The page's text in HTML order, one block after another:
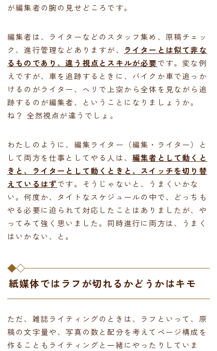
が編集者の腕の見せどころです。
編集者は、ライターなどのスタッフ集め、原稿チェッ
ク、進行管理などありますが、 ライターとは似て非な
るものであり、違う視点とスキルが必要です。変な例
えですが、車を追跡するときに、バイクか車で追っか
けるのがライター、ヘリで上空から全体を見ながら追
跡するのが編集者、ということになりましょうか。
ね？ 全然視点が違うでしょ。
わたしのように、編集ライター（編集・ライター）と
して両方を仕事としてやる人は、 編集者として動くと
きと、ライターとして動くときと、スイッチを切り替
えているはずです。そうじゃないと、うまくいかな
い。何度か、タイトなスケジュールの中で、どっちも
やる必要に迫られて対応したことはありましたが、や
ってみて強く思いました。同時進行に両方は、うまく
はいかない、と。
紙媒体ではラフが切れるかどうかはキモ
ただ、雑誌ライティングのときは、ラフといって、原
稿の文字量や、写真の数と配分を考えてページ構成を
作ることもライティングと一緒にやったりしていま